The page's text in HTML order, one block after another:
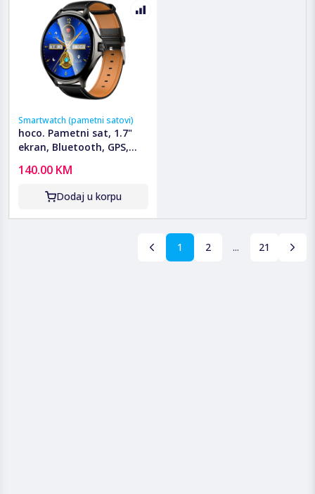
Smartwatch (pametni satovi)
hoco. Pametni sat, 1.7"
ekran, Bluetooth, GPS,
140.00 KM
Dodaj u korpu
1 2 ... 21